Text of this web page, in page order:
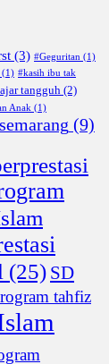
(3) #Geguritan (1)
(1) #kasih ibu tak
tangguh (2)
Anak (1)
(9)
(25) SD
tahfiz